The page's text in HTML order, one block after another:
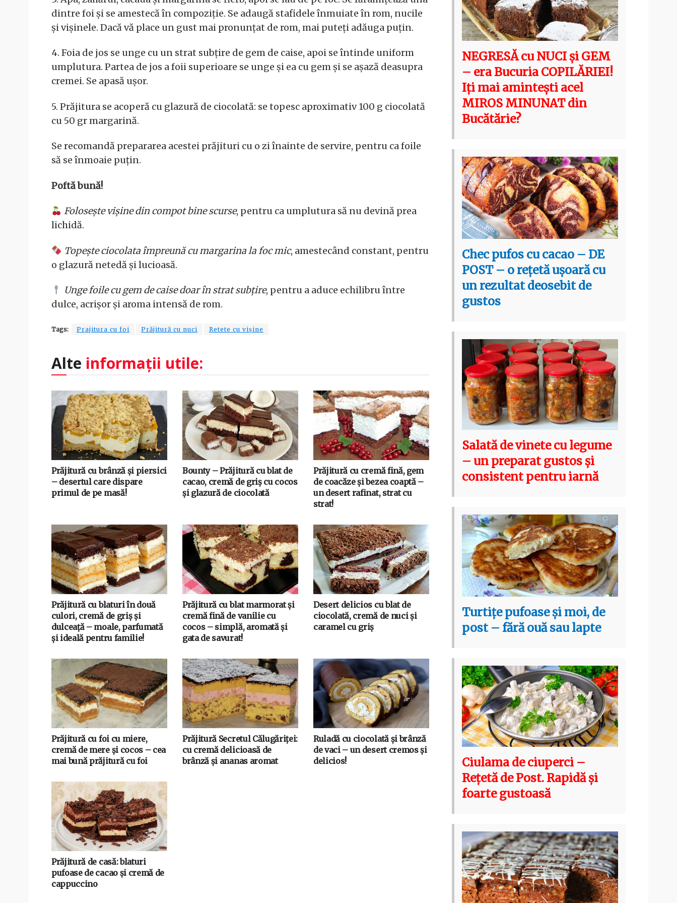
dintre foi și se amestecă în compoziție. Se adaugă stafidele înmuiate în rom, nucile
și vișinele. Dacă vă place un gust mai pronunțat de rom, mai puteți adăuga puțin.
4. Foia de jos se unge cu un strat subțire de gem de caise, apoi se întinde uniform
umplutura. Partea de jos a foii superioare se unge și ea cu gem și se așază deasupra
cremei. Se apasă ușor.
5. Prăjitura se acoperă cu glazură de ciocolată: se topesc aproximativ 100 g ciocolată
cu 50 gr margarină.
Se recomandă prepararea acestei prăjituri cu o zi înainte de servire, pentru ca foile
să se înmoaie puțin.
Poftă bună!
Folosește vișine din compot bine scurse, pentru ca umplutura să nu devină prea
lichidă.
Topește ciocolata împreună cu margarina la foc mic, amestecând constant, pentru
o glazură netedă și lucioasă.
Unge foile cu gem de caise doar în strat subțire, pentru a aduce echilibru între
dulce, acrișor și aroma intensă de rom.
Tags: Prajitura cu foi Prăjitură cu nuci Retete cu vișine
Alte informații utile:
Prăjitură cu brânză și piersici
– desertul care dispare
primul de pe masă!
Bounty – Prăjitură cu blat de
cacao, cremă de griș cu cocos
și glazură de ciocolată
Prăjitură cu cremă fină, gem
de coacăze și bezea coaptă –
un desert rafinat, strat cu
strat!
Prăjitură cu blaturi în două
culori, cremă de griș și
dulceață – moale, parfumată
și ideală pentru familie!
Prăjitură cu blat marmorat și
cremă fină de vanilie cu
cocos – simplă, aromată și
gata de savurat!
Desert delicios cu blat de
ciocolată, cremă de nuci și
caramel cu griș
Prăjitură cu foi cu miere,
cremă de mere și cocos – cea
mai bună prăjitură cu foi
Prăjitură Secretul Călugăriței:
cu cremă delicioasă de
brânză și ananas aromat
Ruladă cu ciocolată și brânză
de vaci – un desert cremos și
delicios!
Prăjitură de casă: blaturi
pufoase de cacao și cremă de
cappuccino
NEGRESĂ cu NUCI și GEM
– era Bucuria COPILĂRIEI!
Iți mai amintești acel
MIROS MINUNAT din
Bucătărie?
Chec pufos cu cacao – DE
POST – o rețetă ușoară cu
un rezultat deosebit de
gustos
Salată de vinete cu legume
– un preparat gustos și
consistent pentru iarnă
Turtițe pufoase și moi, de
post – fără ouă sau lapte
Ciulama de ciuperci –
Rețetă de Post. Rapidă și
foarte gustoasă